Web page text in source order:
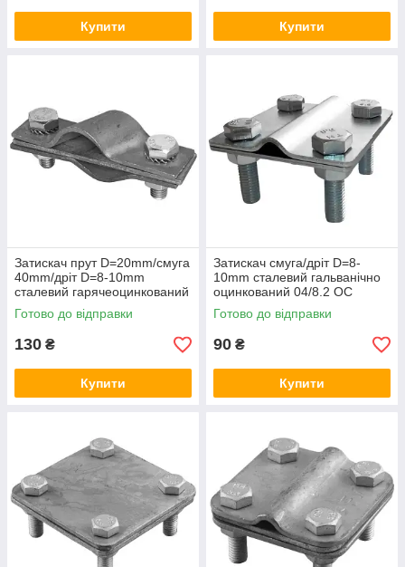
Купити Купити
Затискач прут D=20mm/смуга
40mm/дріт D=8-10mm
сталевий гарячеоцинкований
42/208.3 ОСН
Готово до відправки
130 ₴
Купити
Затискач смуга/дріт D=8-
10mm сталевий гальванічно
оцинкований 04/8.2 OC
Готово до відправки
90 ₴
Купити